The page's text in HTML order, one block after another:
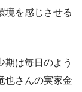
境を感じさせる
期は毎日のよう
也さんの実家金